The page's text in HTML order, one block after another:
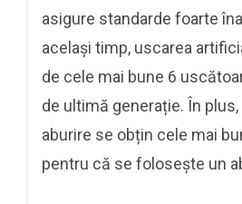
asigure standarde foarte
același timp, uscarea
de cele mai bune 6
de ultimă generație. În
aburire se obțin cele mai
pentru că se folosește un